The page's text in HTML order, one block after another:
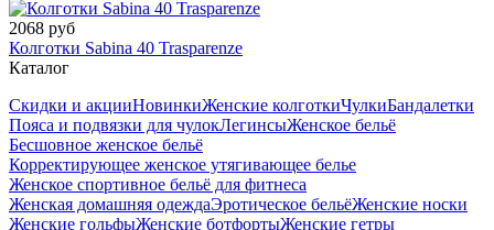
2068 руб
Колготки Sabina 40 Trasparenze
Каталог
Скидки и акцииНовинкиЖенские колготкиЧулкиБандалетки
Пояса и подвязки для чулокЛегинсыЖенское бельё
Бесшовное женское бельё
Корректирующее женское утягивающее белье
Женское спортивное бельё для фитнеса
Женская домашняя одеждаЭротическое бельёЖенские носки
Женские гольфыЖенские ботфортыЖенские гетры